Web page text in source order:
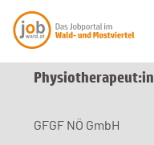
Physiotherapeut:in
GFGF NÖ GmbH